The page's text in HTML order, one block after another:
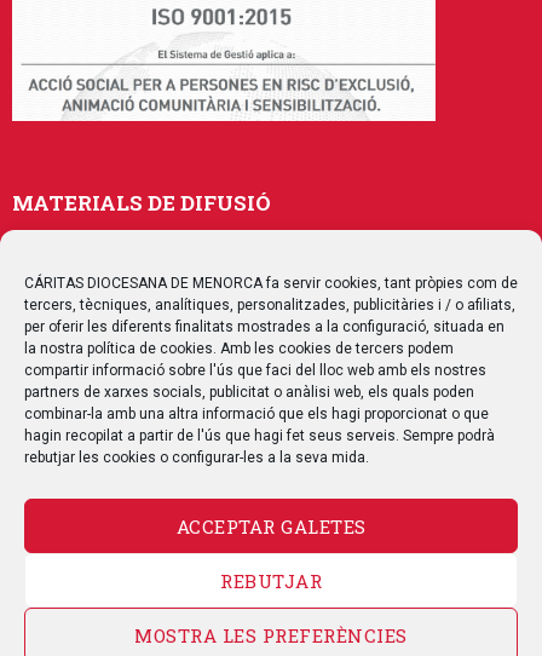
CÁRITAS DIOCESANA DE MENORCA fa servir cookies, tant pròpies com de
tercers, tècniques, analítiques, personalitzades, publicitàries i / o afiliats,
per oferir les diferents finalitats mostrades a la configuració, situada en
la nostra política de cookies. Amb les cookies de tercers podem
compartir informació sobre l'ús que faci del lloc web amb els nostres
partners de xarxes socials, publicitat o anàlisi web, els quals poden
combinar-la amb una altra informació que els hagi proporcionat o que
hagin recopilat a partir de l'ús que hagi fet seus serveis. Sempre podrà
rebutjar les cookies o configurar-les a la seva mida.
ACCEPTAR GALETES
REBUTJAR
MOSTRA LES PREFERÈNCIES
MATERIALS DE DIFUSIÓ
Publicacions
Multimedia
SEGUEIX-NOS
POLÍTICA DE PRIVACITAT
POLÍTICA DE QUALITAT MAPA WEB CANAL DE DENÚNCIA